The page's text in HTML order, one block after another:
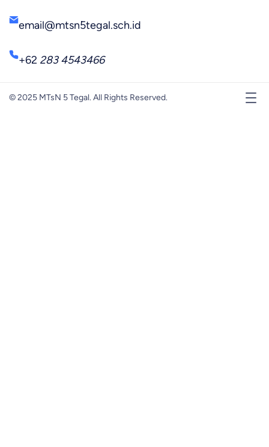
email@mtsn5tegal.sch.id
+62 283 4543466
© 2025 MTsN 5 Tegal. All Rights Reserved.